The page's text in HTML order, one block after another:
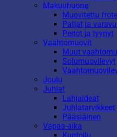
Makuuhuone
Muovitettu
Patjat ja
Peitot ja tyynyt
Vaahtomuovit
Muut
Solumuovilevyt
Joulu
Juhlat
Lahjaideat
Juhlatarvikkeet
Pääsiäinen
Vapaa-aika